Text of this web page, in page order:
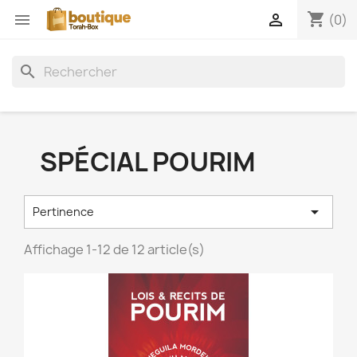
 shopping_cart (0)

search
SPÉCIAL POURIM
Pertinence 
Affichage 1-12 de 12 article(s)